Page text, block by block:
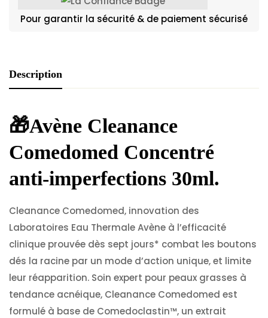
Pour garantir la sécurité & de paiement sécurisé
Description
🎁Avène Cleanance
Comedomed Concentré
anti-imperfections 30ml.
Cleanance Comedomed, innovation des
Laboratoires Eau Thermale Avène à l’efficacité
clinique prouvée dès sept jours* combat les boutons
dés la racine par un mode d’action unique, et limite
leur réapparition. Soin expert pour peaux grasses à
tendance acnéique, Cleanance Comedomed est
formulé à base de Comedoclastin™, un extrait